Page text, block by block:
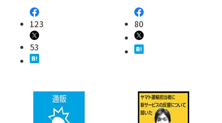
123
53
80